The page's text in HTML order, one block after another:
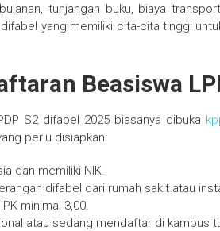
tunjangan buku, biaya
yang memiliki cita-cita tinggi
Beasiswa
S2 difabel 2025 biasanya dibuka
perlu disiapkan:
dan memiliki NIK.
difabel dari rumah sakit atau
minimal 3,00.
atau sedang mendaftar di kampus